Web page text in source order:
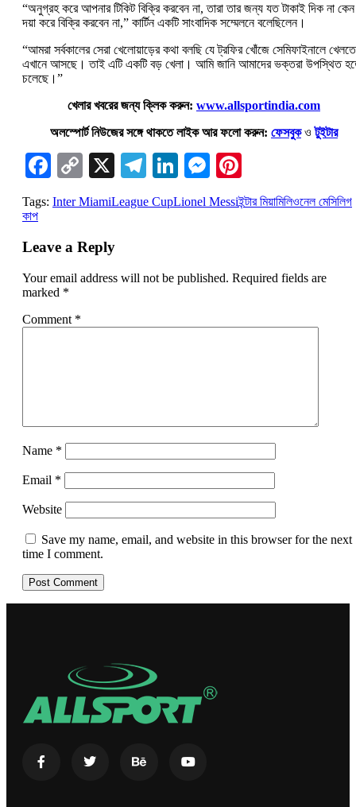
“অনুগ্রহ করে আপনার টিকিট বিক্রি করবেন না, তারা তার জন্য যত টাকাই দিক না
দয়া করে বিক্রি করবেন না,” কার্টিন একটি সাংবাদিক সম্মেলনে বলেছিলেন।
“আমরা সর্বকালের সেরা খেলোয়াড়ের কথা বলছি যে ট্রফির খোঁজে সেমিফাইনালে খেলতে
এখানে আসছে। তাই এটি একটি বড় খেলা। আমি জানি আমাদের ভক্তরা উপস্থিত
চলেছে।”
খেলার খবরের জন্য ক্লিক করুন: www.allsportindia.com
অলস্পোর্ট নিউজের সঙ্গে থাকতে লাইক আর ফলো করুন: ফেসবুকওটুইটার
Facebook
Copy
Link
X Telegram
LinkedIn
Messenger
Tags: Inter MiamiLeague CupLionel Messiইন্টার মিয়ামিলিওনেল মেসিলিগ
কাপ
Leave a Reply
Your email address will not be published. Required fields are
marked *
Comment *
Name *
Email *
Website
Save my name, email, and website in this browser for the next
time I comment.